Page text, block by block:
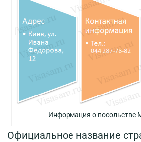
Информация о посольстве
Официальное название